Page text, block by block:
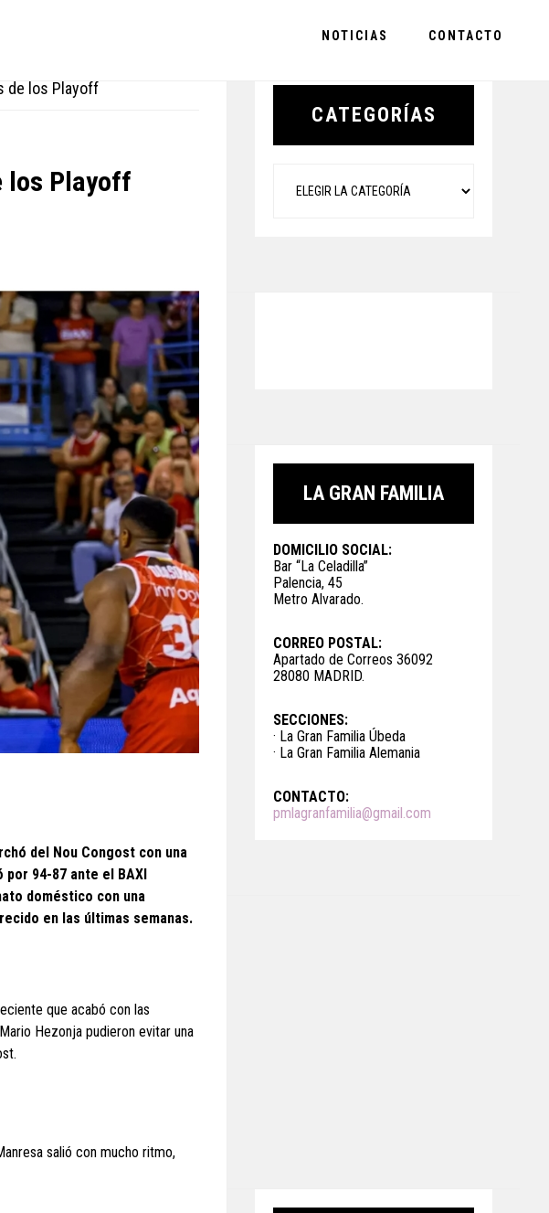
NOTICIAS CONTACTO
de los Playoff
los Playoff
del Nou Congost con una
por 94-87 ante el BAXI
doméstico con una
en las últimas semanas.
que acabó con las
Hezonja pudieron evitar una
salió con mucho ritmo,
Primary
CATEGORÍAS
LA GRAN FAMILIA
DOMICILIO SOCIAL:
Bar “La Celadilla”
Palencia, 45
Metro Alvarado.
CORREO POSTAL:
Apartado de Correos 36092
28080 MADRID.
SECCIONES:
· La Gran Familia Úbeda
· La Gran Familia Alemania
CONTACTO:
pmlagranfamilia@gmail.com